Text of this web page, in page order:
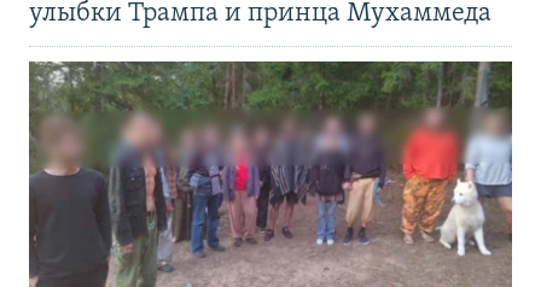
улыбки Трампа и принца Мухаммеда